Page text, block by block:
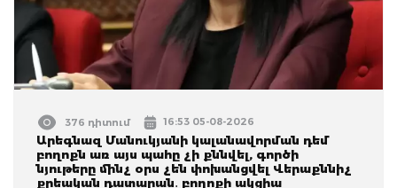
376 դիտում 16:53 05-08-2026
Արեգնազ Մանուկյանի կալանավորման դեմ
բողոքն առ այս պահը չի քննվել, գործի
նյութերը մինչ օրս չեն փոխանցվել Վերաքննիչ
քրեական դատարան․ բողոքի ակցիա